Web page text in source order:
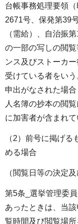
台帳事務処理要領
2671号、保発第39
（需給）、自治振
の一部の写しの閲
ンス及びストーカ
受けている者をい
申出がなされた場
人名簿の抄本の閲
に加害者が含まれて
（2）前号に掲げ
める場合
（閲覧日等の決定及
第5条_選挙管理委
あったときは、当
覧時間及び閲覧場